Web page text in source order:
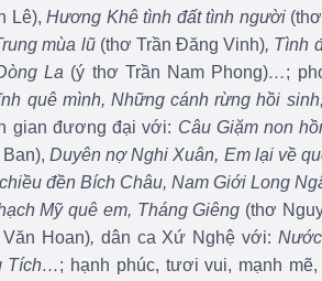
Lê), Hương Khê tình đất tình người
mùa lũ (thơ Trần Đăng Vinh), Tình
La (ý thơ Trần Nam Phong)…;
quê mình, Những cánh rừng hồi
gian đương đại với: Câu Giặm non
Duyên nợ Nghi Xuân, Em lại về
đền Bích Châu, Nam Giới Long
Mỹ quê em, Tháng Giêng (thơ
Hoan), dân ca Xứ Nghệ với:
Tích…; hạnh phúc, tươi vui, mạnh